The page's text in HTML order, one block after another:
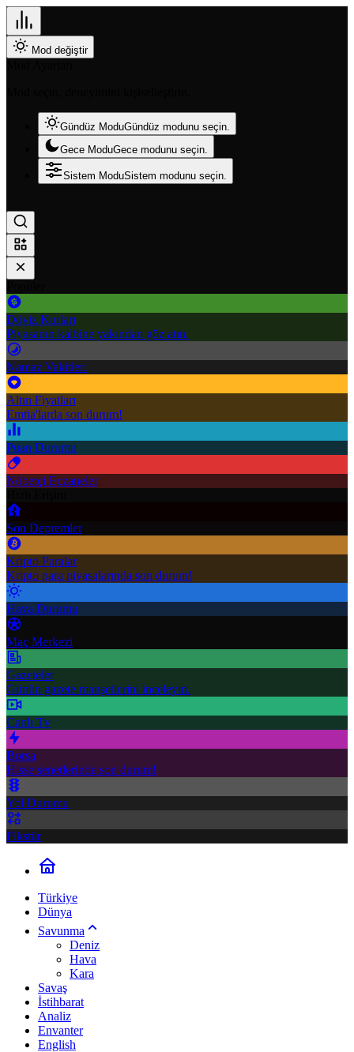
Mod değiştir
Gündüz ModuGündüz modunu seçin.
Gece ModuGece modunu seçin.
Sistem ModuSistem modunu seçin.
Döviz Kurları
Piyasanın kalbine yakından göz atın.
Namaz Vakitleri
Altın Fiyatları
Emtia'larda son durum!
Puan Durumu
Nöbetçi Eczaneler
Son Depremler
Kripto Paralar
Kripto para piyasalarında son durum!
Hava Durumu
Maç Merkezi
Gazeteler
Günün gazete manşetlerini inceleyin.
Canlı Tv
Borsa
Hisse senetlerinde son durum!
Yol Durumu
Fikstür
Türkiye
Dünya
Savunma
Deniz
Hava
Kara
Savaş
İstihbarat
Analiz
Envanter
English